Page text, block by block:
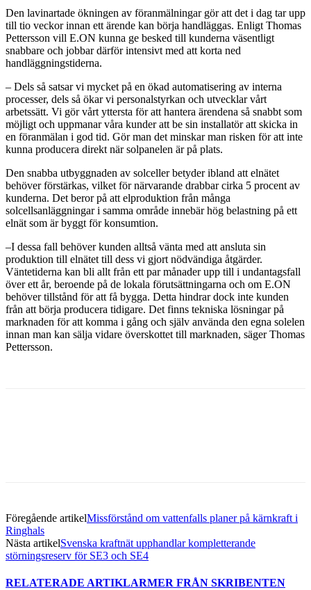
Den lavinartade ökningen av föranmälningar gör att det i dag tar upp
till tio veckor innan ett ärende kan börja handläggas. Enligt Thomas
Pettersson vill E.ON kunna ge besked till kunderna väsentligt
snabbare och jobbar därför intensivt med att korta ned
handläggningstiderna.
– Dels så satsar vi mycket på en ökad automatisering av interna
processer, dels så ökar vi personalstyrkan och utvecklar vårt
arbetssätt. Vi gör vårt yttersta för att hantera ärendena så snabbt som
möjligt och uppmanar våra kunder att be sin installatör att skicka in
en föranmälan i god tid. Gör man det minskar man risken för att inte
kunna producera direkt när solpanelen är på plats.
Den snabba utbyggnaden av solceller betyder ibland att elnätet
behöver förstärkas, vilket för närvarande drabbar cirka 5 procent av
kunderna. Det beror på att elproduktion från många
solcellsanläggningar i samma område innebär hög belastning på ett
elnät som är byggt för konsumtion.
–I dessa fall behöver kunden alltså vänta med att ansluta sin
produktion till elnätet till dess vi gjort nödvändiga åtgärder.
Väntetiderna kan bli allt från ett par månader upp till i undantagsfall
över ett år, beroende på de lokala förutsättningarna och om E.ON
behöver tillstånd för att få bygga. Detta hindrar dock inte kunden
från att börja producera tidigare. Det finns tekniska lösningar på
marknaden för att komma i gång och själv använda den egna solelen
innan man kan sälja vidare överskottet till marknaden, säger Thomas
Pettersson.
Föregående artikelMissförstånd om vattenfalls planer på kärnkraft i
Ringhals
Nästa artikelSvenska kraftnät upphandlar kompletterande
störningsreserv för SE3 och SE4
RELATERADE ARTIKLARMER FRÅN SKRIBENTEN